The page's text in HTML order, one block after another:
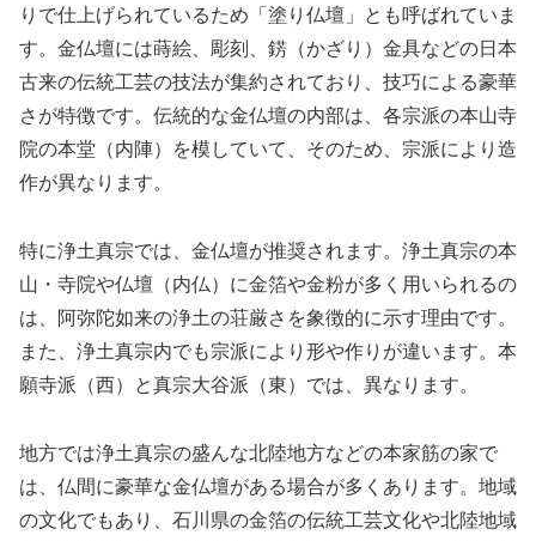
りで仕上げられているため「塗り仏壇」とも呼ばれていま
す。金仏壇には蒔絵、彫刻、錺（かざり）金具などの日本
古来の伝統工芸の技法が集約されており、技巧による豪華
さが特徴です。伝統的な金仏壇の内部は、各宗派の本山寺
院の本堂（内陣）を模していて、そのため、宗派により造
作が異なります。
特に浄土真宗では、金仏壇が推奨されます。浄土真宗の本
山・寺院や仏壇（内仏）に金箔や金粉が多く用いられるの
は、阿弥陀如来の浄土の荘厳さを象徴的に示す理由です。
また、浄土真宗内でも宗派により形や作りが違います。本
願寺派（西）と真宗大谷派（東）では、異なります。
地方では浄土真宗の盛んな北陸地方などの本家筋の家で
は、仏間に豪華な金仏壇がある場合が多くあります。地域
の文化でもあり、石川県の金箔の伝統工芸文化や北陸地域